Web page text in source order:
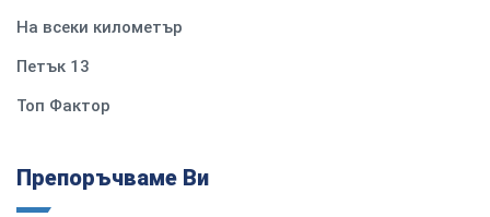
На всеки километър
Петък 13
Топ Фактор
Препоръчваме Ви